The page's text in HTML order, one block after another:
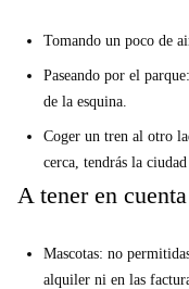
Metro. Conveniente.
Es perfecto para
poco de naturaleza en la
Tomando un poco de
Paseando por el
de la esquina.
Coger un tren al otro
cerca, tendrás la ciudad
A tener en cuenta
Mascotas: no
alquiler ni en las